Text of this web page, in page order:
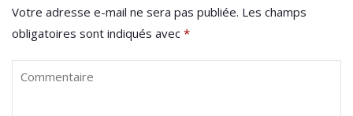
Votre adresse e-mail ne sera pas publiée. Les champs
obligatoires sont indiqués avec *